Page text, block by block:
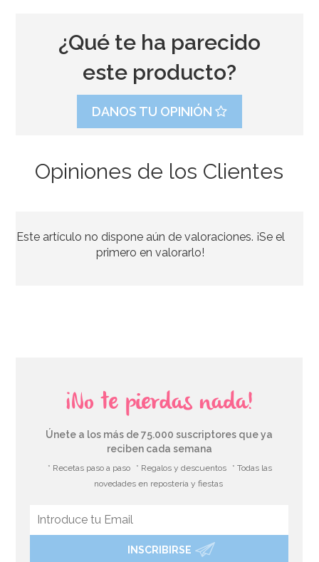
2,40€
Aroma concentrado de Brandy 10 ml - Chef Delice
¿Qué te ha parecido
este producto?
DANOS TU OPINIÓN
Opiniones de los Clientes
Este artículo no dispone aún de valoraciones. ¡Se el
primero en valorarlo!
¡No te pierdas nada!
Únete a los más de 75.000 suscriptores que ya
reciben cada semana
* Recetas paso a paso * Regalos y descuentos
* Todas las
novedades en repostería y fiestas
INSCRIBIRSE